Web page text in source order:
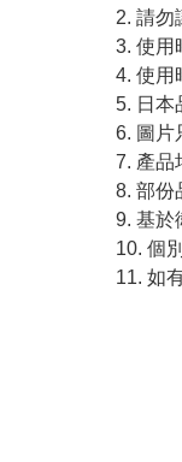
2. 請勿
3. 使用
4. 使用
5. 日本
6. 圖片
7. 產品
8. 部份
9. 基於
10. 個
11. 如